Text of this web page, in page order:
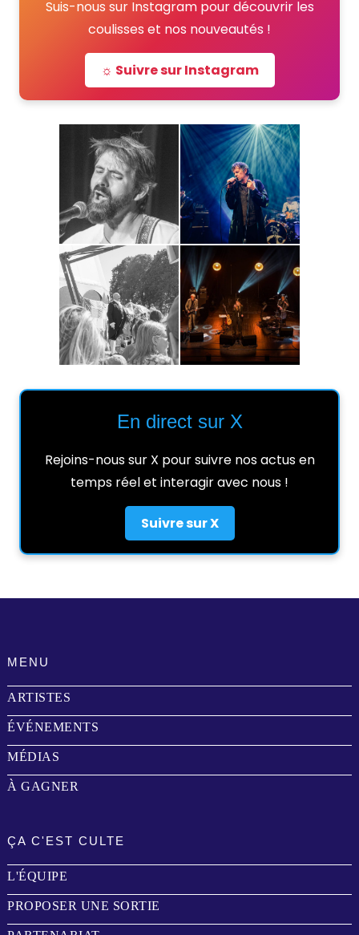
Suis-nous sur Instagram pour découvrir les
coulisses et nos nouveautés !
☼ Suivre sur Instagram
En direct sur X
Rejoins-nous sur X pour suivre nos actus en
temps réel et interagir avec nous !
Suivre sur X
MENU
ARTISTES
ÉVÉNEMENTS
MÉDIAS
À GAGNER
ÇA C'EST CULTE
L'ÉQUIPE
PROPOSER UNE SORTIE